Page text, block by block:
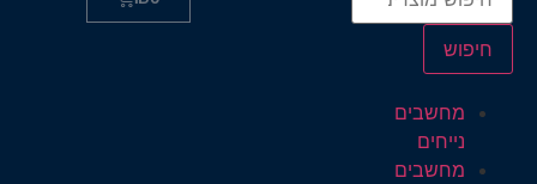
חיפוש
מחשבים
נייחים
מחשבים